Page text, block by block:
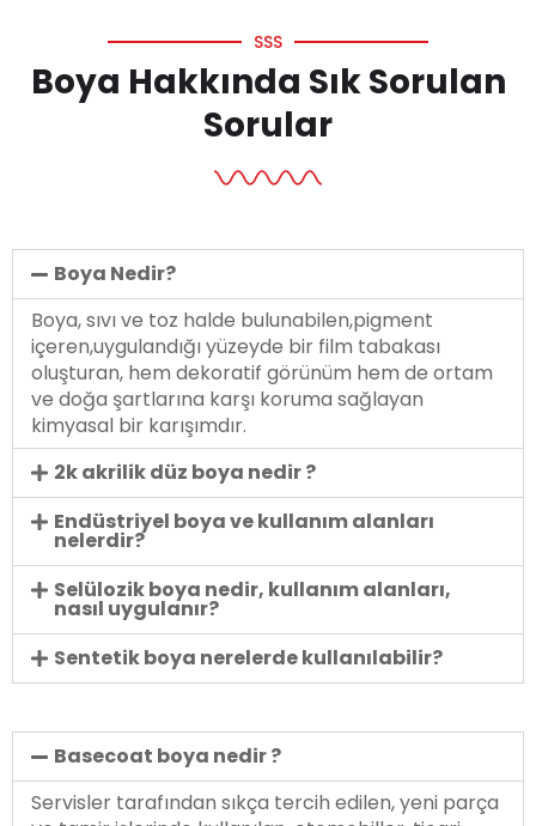
SSS
Boya Hakkında Sık Sorulan
Sorular
Boya Nedir?
Boya, sıvı ve toz halde bulunabilen,pigment
içeren,uygulandığı yüzeyde bir film tabakası
oluşturan, hem dekoratif görünüm hem de ortam
ve doğa şartlarına karşı koruma sağlayan
kimyasal bir karışımdır.
2k akrilik düz boya nedir ?
Endüstriyel boya ve kullanım alanları
nelerdir?
Selülozik boya nedir, kullanım alanları,
nasıl uygulanır?
Sentetik boya nerelerde kullanılabilir?
Basecoat boya nedir ?
Servisler tarafından sıkça tercih edilen, yeni parça